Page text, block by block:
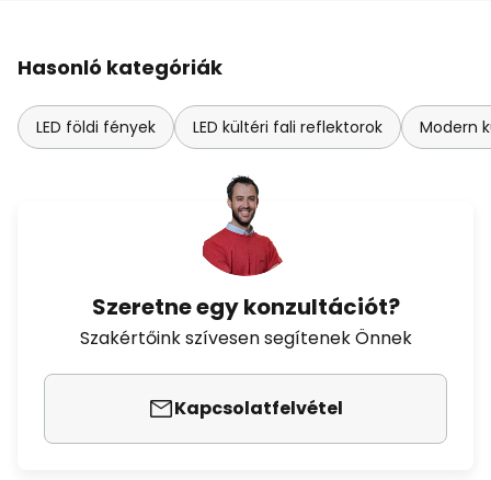
Hasonló kategóriák
LED földi fények LED kültéri fali reflektorok Modern
Szeretne egy konzultációt?
Szakértőink szívesen segítenek Önnek
Kapcsolatfelvétel